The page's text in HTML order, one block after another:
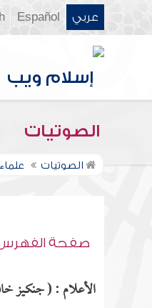
عربي Español
الصوتيات
الصوتيات
صفحة
الأعلام : ( جنكيز